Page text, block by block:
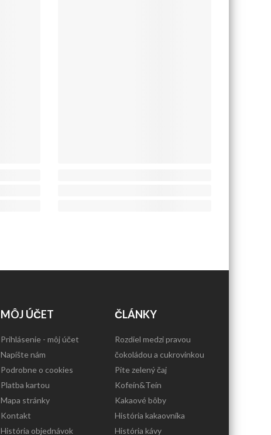
MÔJ ÚČET
Prihlásenie - môj účet
Napíšte nám
Podrobne o cookies
Platba kartou
Mapa stránky
Kontakt
História objednávok
ČLÁNKY
Rozdiel medzi pravou
čokoládou a cukrovinkou
Pite zelený čaj
Kofeín&Teín
Kakaové bôby
História kakaovníka
História kávy